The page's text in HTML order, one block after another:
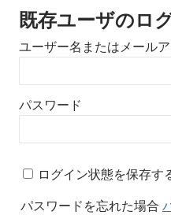
既存ユーザのロ
ユーザー名またはメール
パスワード
ログイン状態を保存す
パスワードを忘れた場合